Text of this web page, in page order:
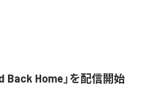
Back Home」を配信開始